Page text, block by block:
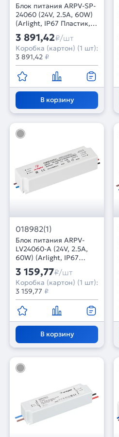
Блок питания ARPV-SP-
24060 (24V, 2.5A, 60W)
(Arlight, IP67 Пластик, 5
лет)
3 891,42₽/шт
Коробка (картон) (1 шт):
3 891,42 ₽
В корзину
018982(1)
Блок питания ARPV-
LV24060-A (24V, 2.5A,
60W) (Arlight, IP67
Пластик, 3 года)
3 159,77₽/шт
Коробка (картон) (1 шт):
3 159,77 ₽
В корзину